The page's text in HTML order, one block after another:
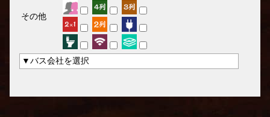
その他
▼バス会社を選択